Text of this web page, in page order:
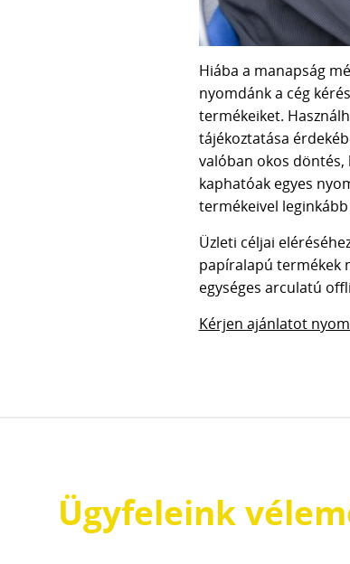
Hiába a manapság
nyomdánk a cég
termékeiket.
tájékoztatása
valóban okos
kaphatóak egyes
termékeivel
Üzleti céljai
papíralapú termékek
egységes arculatú
Kérjen ajánlatot
Ügyfeleink